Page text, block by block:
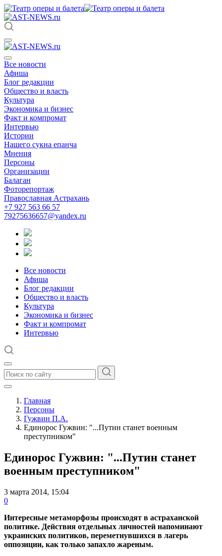
Все новости
Афиша
Блог редакции
Общество и власть
Культура
Экономика и бизнес
Факт и компромат
Интервью
Истории
Нашего сукна епанча
Мнения
Персоны
Организации
Балаган
Фоторепортаж
Православная Астрахань
+7 927 563 66 57
79275636657@yandex.ru
Все новости
Афиша
Блог редакции
Общество и власть
Культура
Экономика и бизнес
Факт и компромат
Интервью
Главная
Персоны
Гужвин П.А.
Единорос Гужвин: "...Путин станет военным
преступником"
Единорос Гужвин: "...Путин станет
военным преступником"
3 марта 2014, 15:04
0
Интересные метаморфозы происходят в астраханской
политике. Действия отдельных личностей напоминают
украинских политиков, переметнувшихся в лагерь
оппозиции, как только запахло жареным.